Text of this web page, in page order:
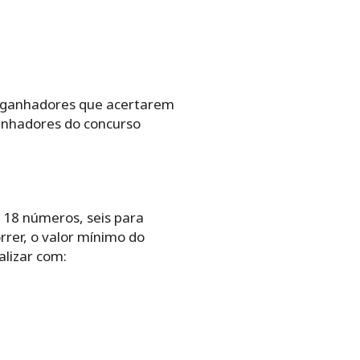
‌que‌ ‌acertarem‌
‌do‌ ‌concurso‌
‌números,‌ ‌seis‌ ‌para‌
‌o‌ ‌valor‌ ‌mínimo‌ ‌do‌
‌com:‌